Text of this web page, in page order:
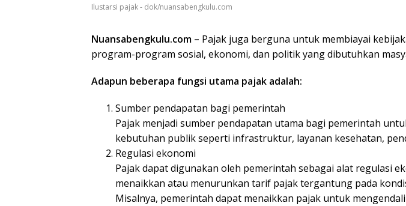
Ilustarsi pajak - dok/nuansabengkulu.com
Nuansabengkulu.com – Pajak juga berguna untuk membiayai
program-program sosial, ekonomi, dan politik yang dibutuhkan
Adapun beberapa fungsi utama pajak adalah:
Sumber pendapatan bagi pemerintah
Pajak menjadi sumber pendapatan utama bagi pemerintah
kebutuhan publik seperti infrastruktur, layanan kesehatan,
Regulasi ekonomi
Pajak dapat digunakan oleh pemerintah sebagai alat regulasi
menaikkan atau menurunkan tarif pajak tergantung pada
Misalnya, pemerintah dapat menaikkan pajak untuk